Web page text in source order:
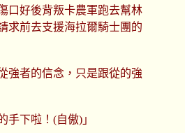
口好後背叛卡農軍跑去幫林
求前去支援海拉爾騎士團的
強者的信念，只是跟從的強
手下啦！(自傲)」